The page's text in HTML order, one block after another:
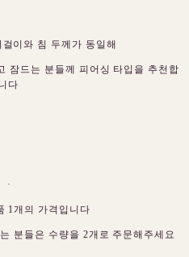
이와 침 두께가 동일해
잠드는 분들께 피어싱 타입을 추천합
다
·
1개의 가격입니다
분들은 수량을 2개로 주문해주세요